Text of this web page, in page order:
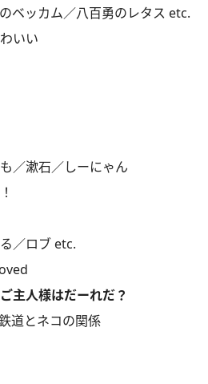
ベッカム／八百勇のレタス etc.
いい
／漱石／しーにゃん
／ロブ etc.
ご主人様はだーれだ？
道とネコの関係